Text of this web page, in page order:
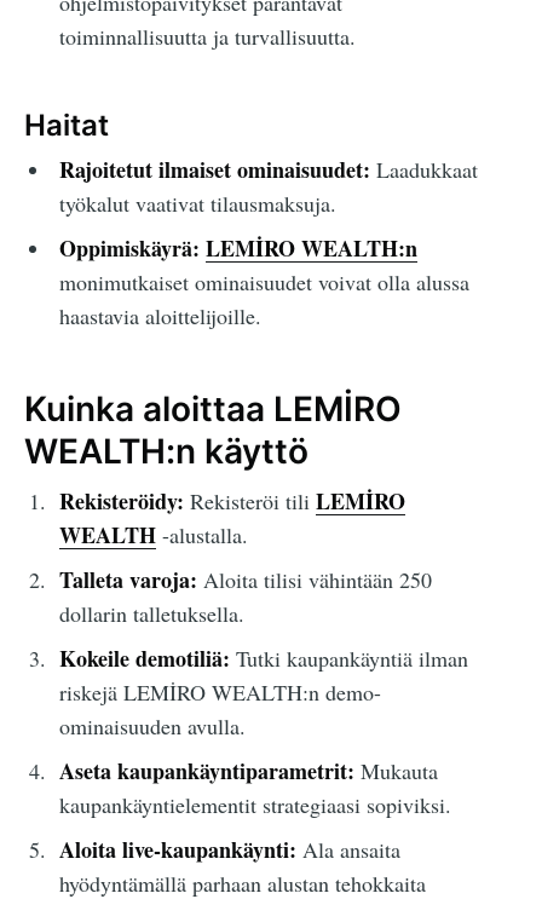
toiminnallisuutta ja turvallisuutta.
Haitat
Rajoitetut ilmaiset ominaisuudet: Laadukkaat
työkalut vaativat tilausmaksuja.
Oppimiskäyrä: LEMİRO WEALTH:n
monimutkaiset ominaisuudet voivat olla alussa
haastavia aloittelijoille.
Kuinka aloittaa LEMİRO
WEALTH:n käyttö
Rekisteröidy: Rekisteröi tili LEMİRO
WEALTH-alustalla.
Talleta varoja: Aloita tilisi vähintään 250
dollarin talletuksella.
Kokeile demotiliä: Tutki kaupankäyntiä ilman
riskejä LEMİRO WEALTH:n demo-
ominaisuuden avulla.
Aseta kaupankäyntiparametrit: Mukauta
kaupankäyntielementit strategiaasi sopiviksi.
Aloita live-kaupankäynti: Ala ansaita
hyödyntämällä parhaan alustan tehokkaita